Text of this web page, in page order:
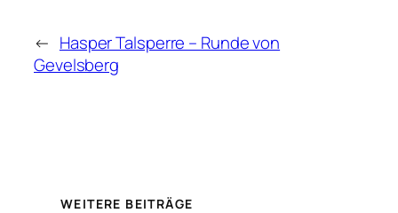
← Hasper Talsperre – Runde von
Gevelsberg
WEITERE BEITRÄGE